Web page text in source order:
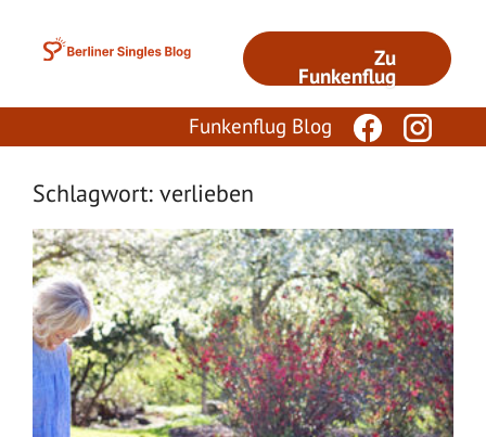
Inhalt
Zu
Funkenflug
Funkenflug Blog
Schlagwort: verlieben